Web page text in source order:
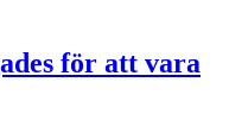
för att vara